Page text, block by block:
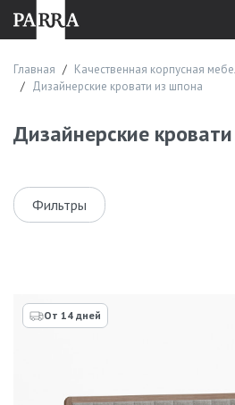
Главная
Качественная корпусная
Дизайнерские кровати из шпона
Дизайнерские
Фильтры
От 14 дней